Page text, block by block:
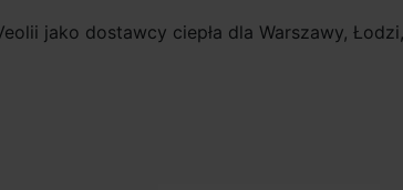
jako dostawcy ciepła dla Warszawy,